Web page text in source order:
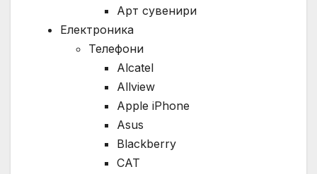
Арт сувенири
Електроника
Телефони
Alcatel
Allview
Apple iPhone
Asus
Blackberry
CAT